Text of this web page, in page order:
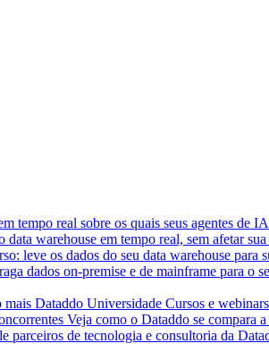
tempo real sobre os quais seus agentes de
data warehouse em tempo real, sem afetar
leve os dados do seu data warehouse para
dados on-premise e de mainframe para o
mais Dataddo Universidade Cursos e
Veja como o Dataddo se compara
parceiros de tecnologia e consultoria da